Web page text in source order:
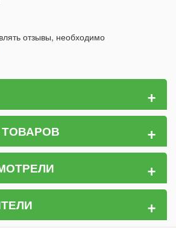
отзывы, необходимо
+
+
+
+